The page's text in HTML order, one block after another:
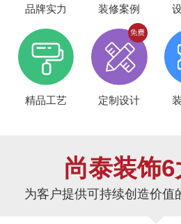
品牌实力 装修案例
精品工艺 定制设计
尚泰装饰
为客户提供可持续创造价值